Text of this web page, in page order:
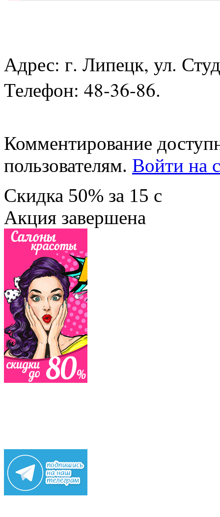
Адрес: г. Липецк, ул.
Телефон: 48-36-86.
Комментирование
пользователям. Войти на
Скидка 50% за 15 c
Акция завершена